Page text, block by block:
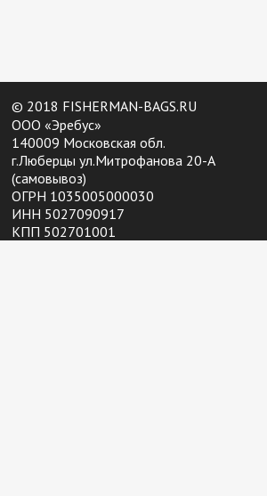
© 2018 FISHERMAN-BAGS.RU
ООО «Эребус»
140009 Московская обл.
г.Люберцы ул.Митрофанова 20-A
(самовывоз)
ОГРН 1035005000030
ИНН 5027090917
КПП 502701001